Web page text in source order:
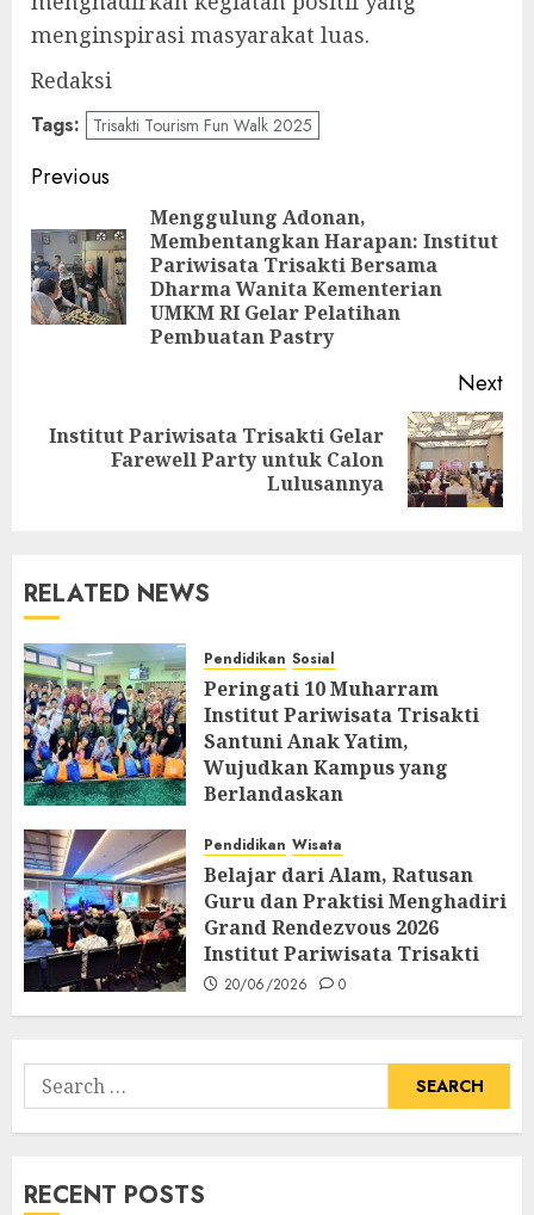
menginspirasi masyarakat luas.
Redaksi
Tags: Trisakti Tourism Fun Walk 2025
Post
navigation
Previous
Menggulung Adonan,
Membentangkan Harapan: Institut
Pariwisata Trisakti Bersama
Dharma Wanita Kementerian
UMKM RI Gelar Pelatihan
Pembuatan Pastry
Next
Next
Institut Pariwisata Trisakti Gelar
Farewell Party untuk Calon
Lulusannya
RELATED NEWS
Pendidikan Sosial
Peringati 10 Muharram
Institut Pariwisata Trisakti
Santuni Anak Yatim,
Wujudkan Kampus yang
Berlandaskan
Spiritualitas
26/06/2026 0
Pendidikan Wisata
Belajar dari Alam, Ratusan
Guru dan Praktisi Menghadiri
Grand Rendezvous 2026
Institut Pariwisata Trisakti
20/06/2026 0
Search
for:
RECENT POSTS